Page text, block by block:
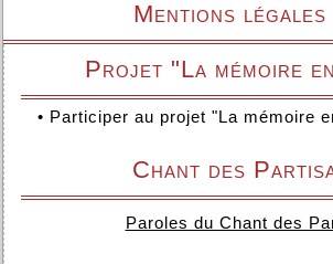
Mentions légales
Projet "La mémoire
• Participer au projet "La mémoire
Chant des
Paroles du Chant des